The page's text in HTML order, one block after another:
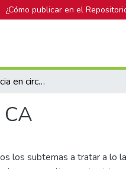
¿Cómo publicar en el
Análisis de potencia en circuitos de CA
los subtemas a tratar a lo